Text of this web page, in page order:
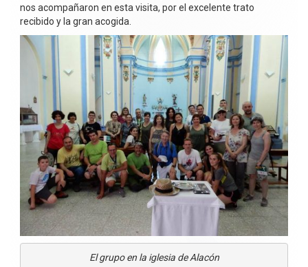
nos acompañaron en esta visita, por el excelente trato
recibido y la gran acogida.
El grupo en la iglesia de Alacón